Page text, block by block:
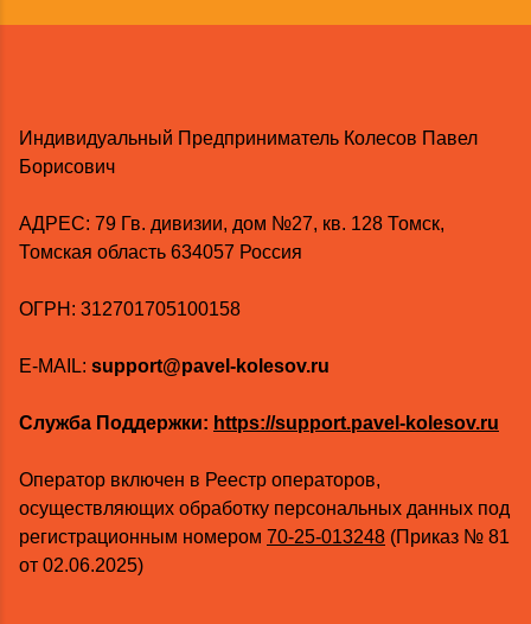
Индивидуальный Предприниматель Колесов Павел
Борисович
AДРЕС: 79 Гв. дивизии, дом №27, кв. 128 Томск,
Томская область 634057 Россия
ОГРН: 312701705100158
E-MAIL: support@pavel-kolesov.ru
Служба Поддержки: https://support.pavel-kolesov.ru
Оператор включен в Реестр операторов,
осуществляющих обработку персональных данных под
регистрационным номером 70-25-013248 (Приказ № 81
от 02.06.2025)